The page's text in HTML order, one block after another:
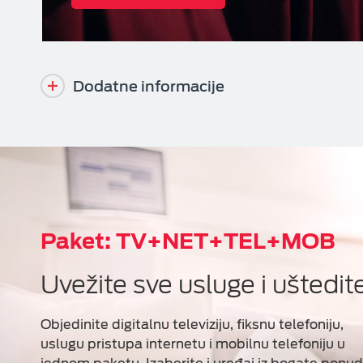
Dodatne informacije
Paket: TV+NET+TEL+MOB
Uvežite sve usluge i
Objedinite digitalnu televiziju, fiksnu telefoniju,
uslugu pristupa internetu i mobilnu telefoniju u